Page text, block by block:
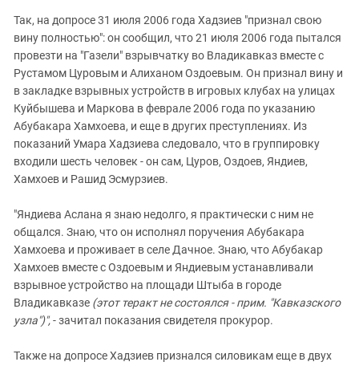
Так, на допросе 31 июля 2006 года Хадзиев "признал свою
вину полностью": он сообщил, что 21 июля 2006 года пытался
провезти на "Газели" взрывчатку во Владикавказ вместе с
Рустамом Цуровым и Алиханом Оздоевым. Он признал вину и
в закладке взрывных устройств в игровых клубах на улицах
Куйбышева и Маркова в феврале 2006 года по указанию
Абубакара Хамхоева, и еще в других преступлениях. Из
показаний Умара Хадзиева следовало, что в группировку
входили шесть человек - он сам, Цуров, Оздоев, Яндиев,
Хамхоев и Рашид Эсмурзиев.
"Яндиева Аслана я знаю недолго, я практически с ним не
общался. Знаю, что он исполнял поручения Абубакара
Хамхоева и проживает в селе Дачное. Знаю, что Абубакар
Хамхоев вместе с Оздоевым и Яндиевым устанавливали
взрывное устройство на площади Штыба в городе
Владикавказе (этот теракт не состоялся - прим. "Кавказского
узла")",- зачитал показания свидетеля прокурор.
Также на допросе Хадзиев признался силовикам еще в двух